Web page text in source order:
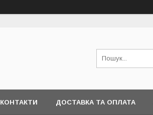
КОНТАКТИ ДОСТАВКА ТА ОПЛАТА